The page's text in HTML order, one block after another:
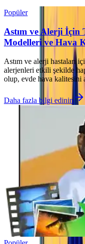
Popüler
Astım ve Alerji İçin
Modelleri ve Hava
Astım ve alerji hastaları
alerjenleri etkili şekilde
olup, evde hava kalitesini
Daha fazla bilgi edinin